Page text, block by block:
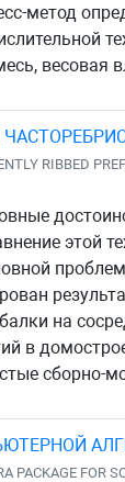
метод
весовая
RIBBED
этой
на
в
сборно-
PACKAGE FOR